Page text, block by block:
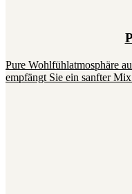
Pure Wohlfühlatmosphäre
empfängt Sie ein sanfter